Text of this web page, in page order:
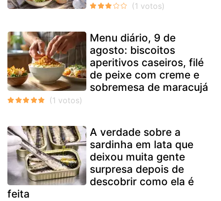
Menu diário, 9 de
agosto: biscoitos
aperitivos caseiros, filé
de peixe com creme e
sobremesa de maracujá
A verdade sobre a
sardinha em lata que
deixou muita gente
surpresa depois de
descobrir como ela é
feita